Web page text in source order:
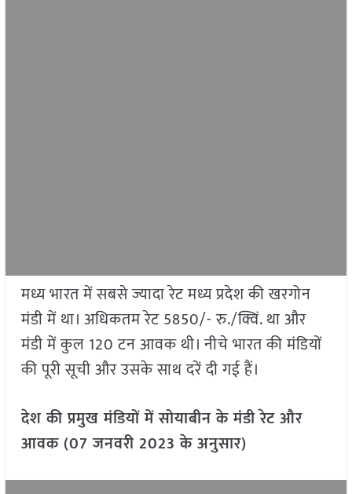
मध्य भारत में सबसे ज्यादा रेट मध्य प्रदेश की खरगोन
मंडी में था। अधिकतम रेट 5850/- रु./क्विं. था और
मंडी में कुल 120 टन आवक थी। नीचे भारत की मंडियों
की पूरी सूची और उसके साथ दरें दी गई हैं।
देश की प्रमुख मंडियों में सोयाबीन के मंडी रेट और
आवक (07 जनवरी 2023 के अनुसार)